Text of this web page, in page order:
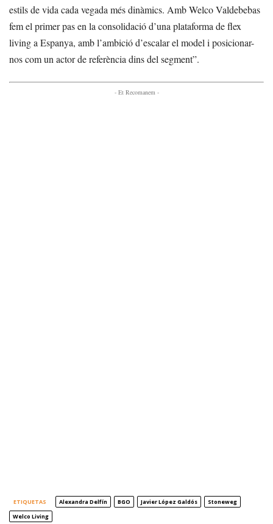
estils de vida cada vegada més dinàmics. Amb Welco Valdebebas
fem el primer pas en la consolidació d’una plataforma de flex
living a Espanya, amb l’ambició d’escalar el model i posicionar-
nos com un actor de referència dins del segment”.
- Et Recomanem -
ETIQUETAS Alexandra Delfín BGO Javier López Galdós
Stoneweg
Welco Living